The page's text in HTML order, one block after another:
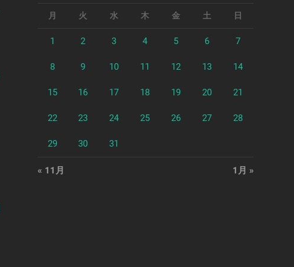
月 火 水 木 金 土 日
1 2 3 4 5 6 7
8 9 10 11 12 13 14
15 16 17 18 19 20 21
22 23 24 25 26 27 28
29 30 31
« 11月 1月 »